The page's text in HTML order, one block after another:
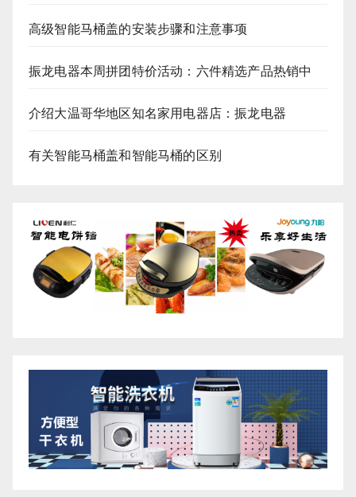
高级智能马桶盖的安装步骤和注意事项
振龙电器本周拼团特价活动：六件精选产品热销中
介绍大温哥华地区知名家用电器店：振龙电器
有关智能马桶盖和智能马桶的区别